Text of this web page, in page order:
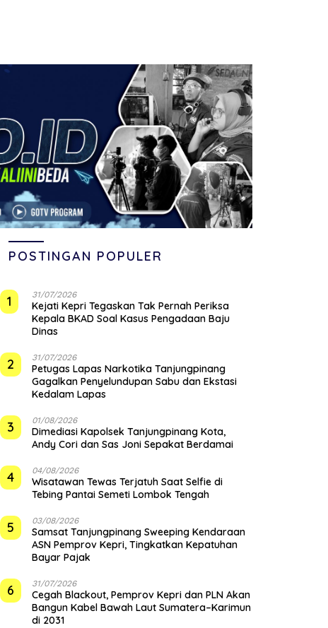
POSTINGAN POPULER
1 31/07/2026
Kejati Kepri Tegaskan Tak Pernah Periksa
Kepala BKAD Soal Kasus Pengadaan Baju
Dinas
2 31/07/2026
Petugas Lapas Narkotika Tanjungpinang
Gagalkan Penyelundupan Sabu dan Ekstasi
Kedalam Lapas
3 01/08/2026
Dimediasi Kapolsek Tanjungpinang Kota,
Andy Cori dan Sas Joni Sepakat Berdamai
4 04/08/2026
Wisatawan Tewas Terjatuh Saat Selfie di
Tebing Pantai Semeti Lombok Tengah
5 03/08/2026
Samsat Tanjungpinang Sweeping Kendaraan
ASN Pemprov Kepri, Tingkatkan Kepatuhan
Bayar Pajak
6 31/07/2026
Cegah Blackout, Pemprov Kepri dan PLN Akan
Bangun Kabel Bawah Laut Sumatera–Karimun
di 2031